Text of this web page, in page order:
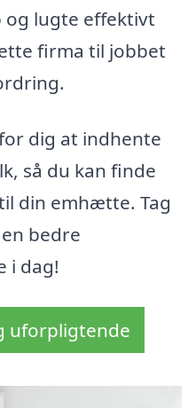
og lugte effektivt
firma til jobbet
dig at indhente
så du kan finde
din emhætte. Tag
bedre
i dag!
uforpligtende